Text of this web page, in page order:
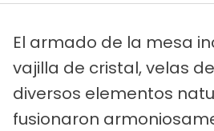
El armado de la mesa
vajilla de cristal, velas
diversos elementos
fusionaron